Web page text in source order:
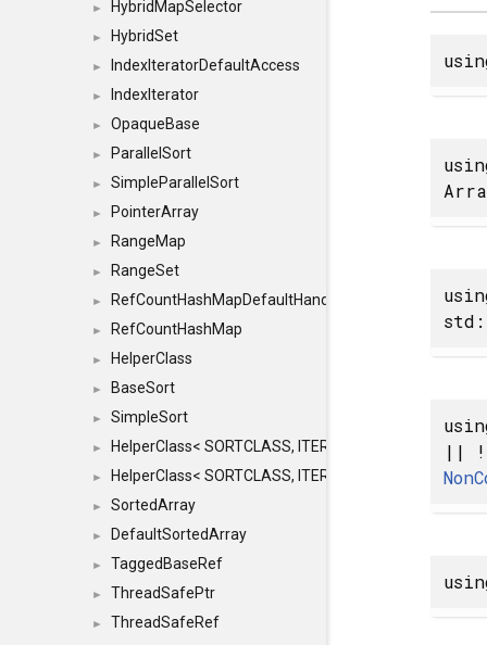
► HybridMapSelector
► HybridSet
► IndexIteratorDefaultAccess
► IndexIterator
► OpaqueBase
► ParallelSort
► SimpleParallelSort
► PointerArray
► RangeMap
► RangeSet
► RefCountHashMapDefaultHandler
► RefCountHashMap
► HelperClass
► BaseSort
► SimpleSort
► HelperClass< SORTCLASS, ITERATOR, CONTENT,
► HelperClass< SORTCLASS, ITERATOR, CONTENT,
► SortedArray
► DefaultSortedArray
► TaggedBaseRef
► ThreadSafePtr
►
ThreadSafeRef
|| !